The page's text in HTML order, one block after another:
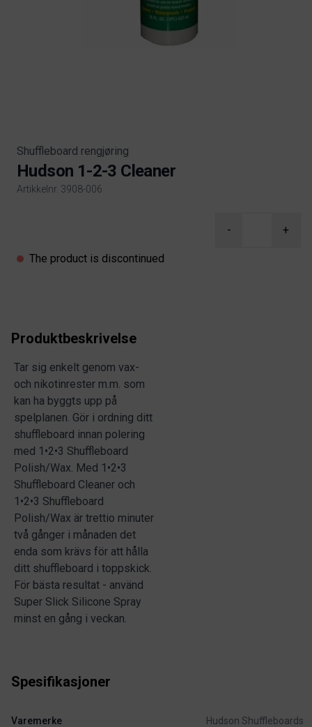
Shuffleboard rengjøring
Hudson 1-2-3 Cleaner
Artikkelnr. 3908-006
- +
The product is discontinued
Produktbeskrivelse
Tar sig enkelt genom vax-
och nikotinrester m.m. som
kan ha byggts upp på
spelplanen. Gör i ordning ditt
shuffleboard innan polering
med 1•2•3 Shuffleboard
Polish/Wax. Med 1•2•3
Shuffleboard Cleaner och
1•2•3 Shuffleboard
Polish/Wax är trettio minuter
två gånger i månaden det
enda som krävs för att hålla
ditt shuffleboard i toppskick.
För bästa resultat - använd
Super Slick Silicone Spray
minst en gång i veckan.
Spesifikasjoner
Varemerke Hudson Shuffleboards